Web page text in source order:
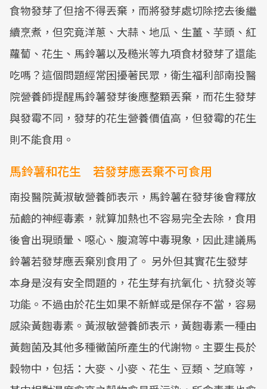
食物發芽了但捨不得丟棄，而將發芽處切除挖去後繼
續烹煮，但究竟洋蔥、大蒜、地瓜、生薑、芋頭、紅
蘿蔔、花生、馬鈴薯以及糙米等九項食材發芽了還能
吃嗎？這個問題經常困擾著民眾，衛生福利部南投醫
院營養師提醒馬鈴薯發芽後應整顆丟棄，而花生發芽
與發霉不同，發芽的花生營養價值高，但發霉的花生
則不能食用。
馬鈴薯和花生 若發芽應丟棄不可食用
南投醫院黃淑敏營養師表示，馬鈴薯在發芽後會釋放
茄鹼的神經毒素，就算加熱也不容易完全去除，食用
後會出現頭暈、噁心、腹瀉等中毒現象，因此建議馬
鈴薯若發芽應丟棄別食用了。 另外但其實花生發芽
本身是沒有安全問題的，花生芽有抗氧化、抗發炎等
功能。不過由於花生如果不新鮮或是保存不當，容易
感染黃麴毒素。黃淑敏營養師表示，黃麴毒素一種由
黃麴菌及其他多種黴菌所產生的代謝物。主要生長於
穀物中，包括：大麥、小麥、花生、豆類、芝麻等，